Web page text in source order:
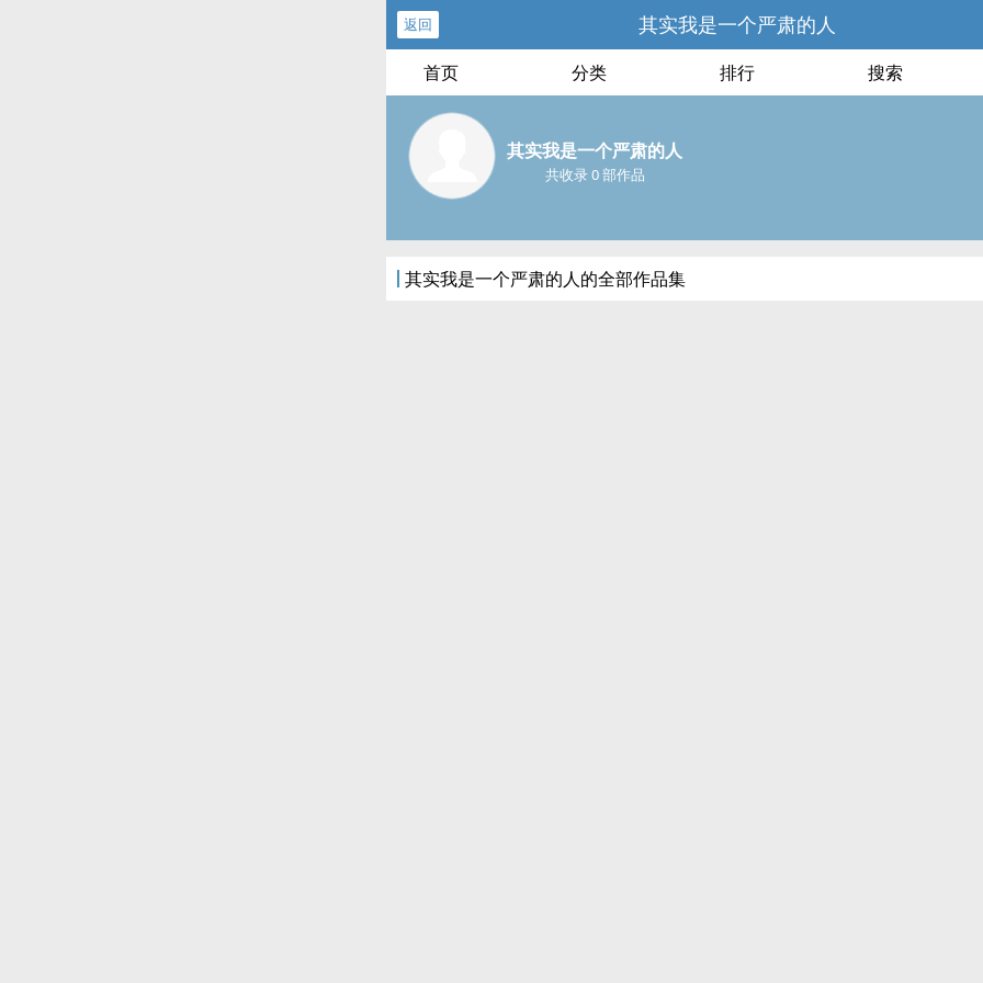
返回 其实我是一个严肃的人
首页 分类 排行 搜索
其实我是一个严肃的人
共收录 0 部作品
其实我是一个严肃的人的全部作品集